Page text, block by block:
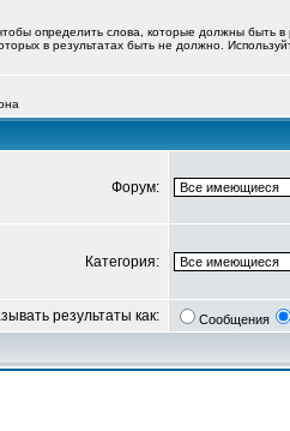
определить слова, которые должны быть в
в результатах быть не должно.
Форум:
Категория:
результаты как: Сообщения